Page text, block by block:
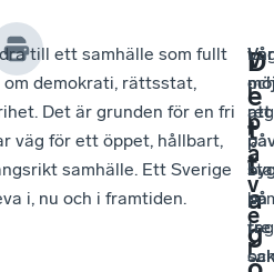
till ett samhälle som fullt
demokrati, rättsstat,
Det är grunden för en fri
väg för ett öppet, hållbart,
samhälle. Ett Sverige
i, nu och i framtiden.
D
e
t
t
a
g
V
i
p
å
v
e
r
i
att
på
tre